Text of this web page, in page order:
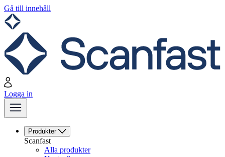
Gå till innehåll
Logga in
Produkter
Scanfast
Alla produkter